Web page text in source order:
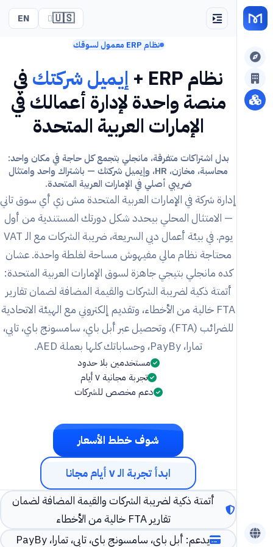
🇺🇸
EN
نظام ERP معمول لسوقك
نظام ERP + إيميل شركتكفي
منصة واحدة لإدارة أعمالك في
الإمارات العربية المتحدة
بدل اشتراكات متفرقة، مانجلي بتجمع كل حاجة في مكان واحد:
محاسبة، مخازن، HR، وإيميل شركتك — باشتراك واحد وامتثال
ضريبي أصلي في الإمارات العربية المتحدة.
إدارة شركة في الإمارات العربية المتحدة مش زي أي سوق تاني
— الامتثال المحلي بيحدد شكل دورتك المستندية من أول
يوم. في بيئة أعمال دبي السريعة، ضريبة الشركات مع الـ VAT
محتاجة نظام مالي مفيهوش مساحة لغلطة واحدة. عشان
كده مانجلي بتيجي جاهزة لسوق الإمارات العربية المتحدة:
أتمتة ذكية لضريبة الشركات والقيمة المضافة لضمان تقارير
FTA خالية من الأخطاء، وتقديم إلكتروني مع الهيئة الاتحادية
للضرائب (FTA)، وتحصيل عبر أبل باي، سامسونج باي، تابي،
تمارا، PayBy، وحساباتك كلها بعملة AED.
مستخدمين بلا حدود
تجربة مجانية ٧ أيام
دعم مخصص للشركات
شوف خطط الأسعار
ابدأ تجربة الـ ٧ أيام مجانا
أتمتة ذكية لضريبة الشركات والقيمة المضافة لضمان
تقارير FTA خالية من الأخطاء
يدعم: أبل باي، سامسونج باي، تابي، تمارا، PayBy